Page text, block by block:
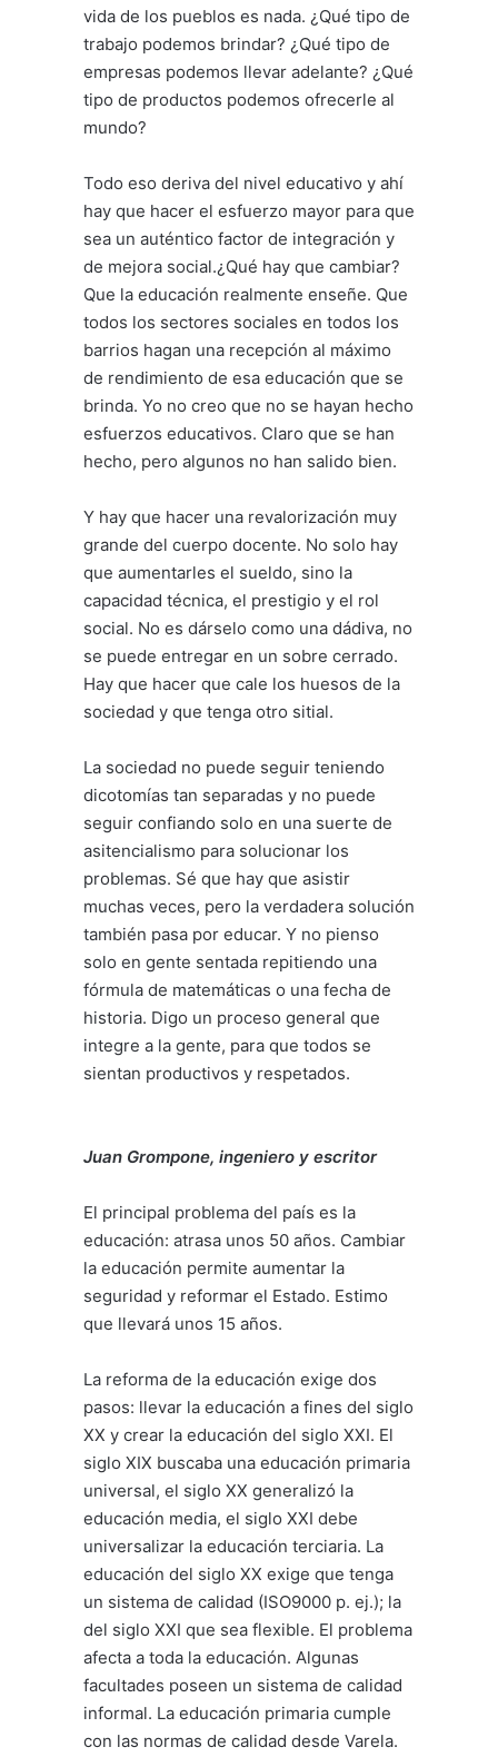
vida de los pueblos es nada. ¿Qué tipo de
trabajo podemos brindar? ¿Qué tipo de
empresas podemos llevar adelante? ¿Qué
tipo de productos podemos ofrecerle al
mundo?
Todo eso deriva del nivel educativo y ahí
hay que hacer el esfuerzo mayor para que
sea un auténtico factor de integración y
de mejora social.¿Qué hay que cambiar?
Que la educación realmente enseñe. Que
todos los sectores sociales en todos los
barrios hagan una recepción al máximo
de rendimiento de esa educación que se
brinda. Yo no creo que no se hayan hecho
esfuerzos educativos. Claro que se han
hecho, pero algunos no han salido bien.
Y hay que hacer una revalorización muy
grande del cuerpo docente. No solo hay
que aumentarles el sueldo, sino la
capacidad técnica, el prestigio y el rol
social. No es dárselo como una dádiva, no
se puede entregar en un sobre cerrado.
Hay que hacer que cale los huesos de la
sociedad y que tenga otro sitial.
La sociedad no puede seguir teniendo
dicotomías tan separadas y no puede
seguir confiando solo en una suerte de
asitencialismo para solucionar los
problemas. Sé que hay que asistir
muchas veces, pero la verdadera solución
también pasa por educar. Y no pienso
solo en gente sentada repitiendo una
fórmula de matemáticas o una fecha de
historia. Digo un proceso general que
integre a la gente, para que todos se
sientan productivos y respetados.
Juan Grompone, ingeniero y escritor
El principal problema del país es la
educación: atrasa unos 50 años. Cambiar
la educación permite aumentar la
seguridad y reformar el Estado. Estimo
que llevará unos 15 años.
La reforma de la educación exige dos
pasos: llevar la educación a fines del siglo
XX y crear la educación del siglo XXI. El
siglo XIX buscaba una educación primaria
universal, el siglo XX generalizó la
educación media, el siglo XXI debe
universalizar la educación terciaria. La
educación del siglo XX exige que tenga
un sistema de calidad (ISO9000 p. ej.); la
del siglo XXI que sea flexible. El problema
afecta a toda la educación. Algunas
facultades poseen un sistema de calidad
informal. La educación primaria cumple
con las normas de calidad desde Varela.